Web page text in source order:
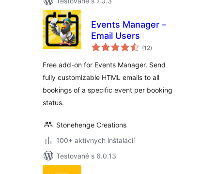
Events Manager –
Email Users
(12celkové
hodnotenie
)
Free add-on for Events Manager. Send
fully customizable HTML emails to all
bookings of a specific event per booking
status.
Stonehenge Creations
100+ aktívnych inštalácií
Testované s 6.0.13